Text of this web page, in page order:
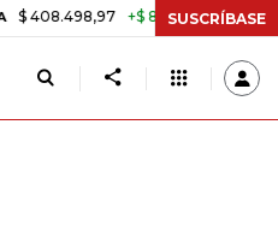
+$ 8.753,81 +2,19% TASA
SUSCRÍBASE